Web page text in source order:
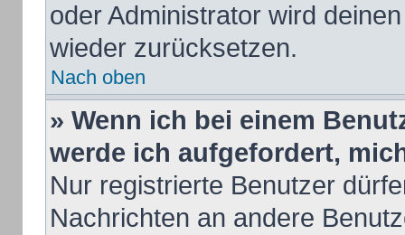
oder Administrator wird
wieder zurücksetzen.
Nach oben
» Wenn ich bei einem
werde ich aufgefordert,
Nur registrierte Benutzer
Nachrichten an andere